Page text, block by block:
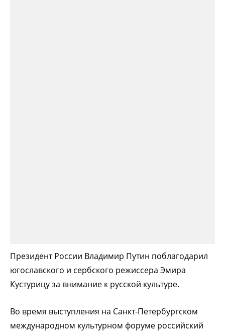
Президент России Владимир Путин поблагодарил
югославского и сербского режиссера Эмира
Кустурицу за внимание к русской культуре.
Во время выступления на Санкт-Петербургском
международном культурном форуме российский